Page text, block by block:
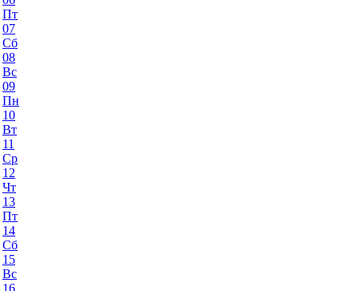
Пт
07
Сб
08
Вс
09
Пн
10
Вт
11
Ср
12
Чт
13
Пт
14
Сб
15
Вс
16